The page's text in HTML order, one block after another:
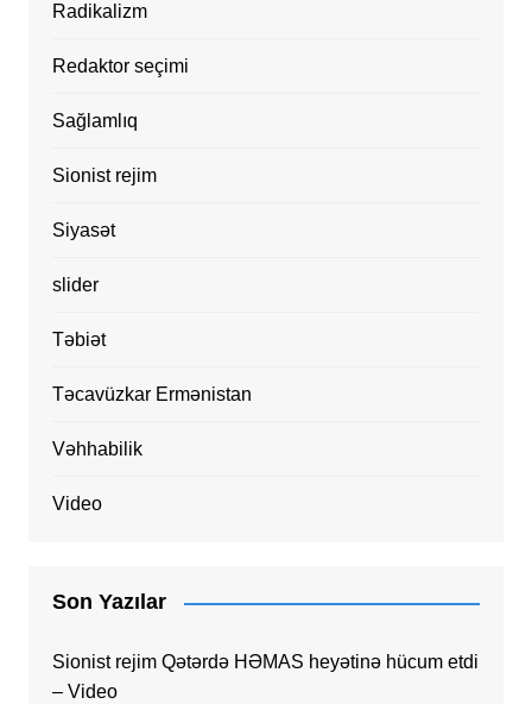
Radikalizm
Redaktor seçimi
Sağlamlıq
Sionist rejim
Siyasət
slider
Təbiət
Təcavüzkar Ermənistan
Vəhhabilik
Video
Son Yazılar
Sionist rejim Qətərdə HƏMAS heyətinə hücum etdi
– Video